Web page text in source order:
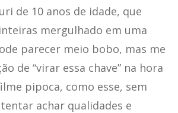
de 10 anos de idade, que
mergulhado em uma
parecer meio bobo, mas me
de “virar essa chave” na hora
pipoca, como esse, sem
achar qualidades e